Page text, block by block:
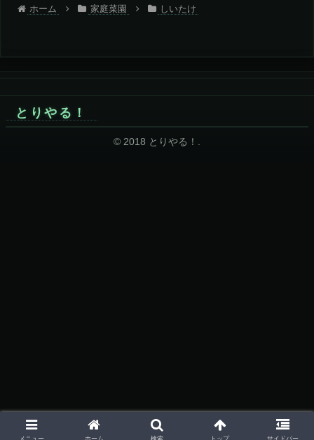
ホーム 家庭菜園 しいたけ
とりやる！
© 2018 とりやる！.
メニュー ホーム 検索 トップ サイドバー